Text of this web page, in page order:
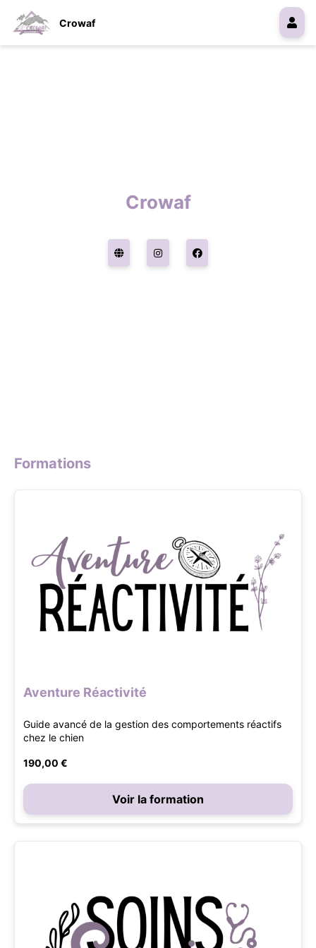
Crowaf
Crowaf
Formations
Aventure Réactivité
Guide avancé de la gestion des comportements réactifs
chez le chien
190,00 €
Voir la formation